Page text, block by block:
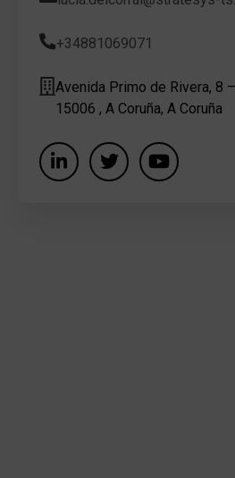
+34881069071
Avenida Primo de Rivera, 8
15006 , A Coruña, A Coruña